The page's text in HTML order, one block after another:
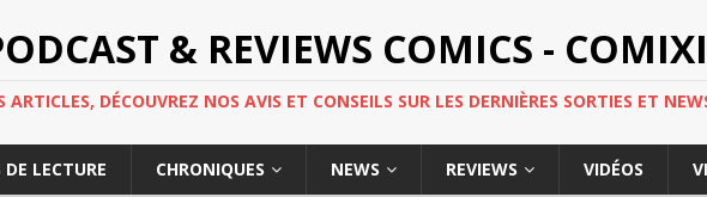
& REVIEWS COMICS -
DÉCOUVREZ NOS AVIS ET CONSEILS SUR LES DERNIÈRES SORTIES ET
DE LECTURE CHRONIQUES NEWS REVIEWS VIDÉOS